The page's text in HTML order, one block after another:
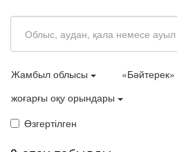
Жамбыл облысы
жоғарғы оқу орындары
Өзгертілген